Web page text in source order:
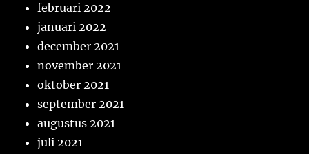
februari 2022
januari 2022
december 2021
november 2021
oktober 2021
september 2021
augustus 2021
juli 2021